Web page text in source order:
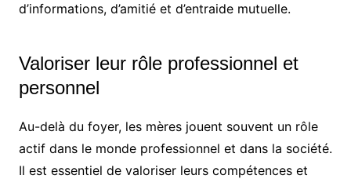
d’informations, d’amitié et d’entraide mutuelle.
Valoriser leur rôle professionnel et
personnel
Au-delà du foyer, les mères jouent souvent un rôle
actif dans le monde professionnel et dans la société.
Il est essentiel de valoriser leurs compétences et